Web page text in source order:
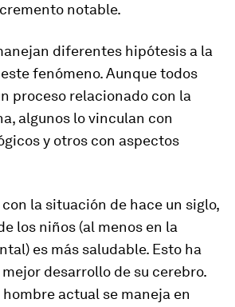
notable.
diferentes hipótesis a la
fenómeno. Aunque todos
proceso relacionado con la
algunos lo vinculan con
y otros con aspectos
la situación de hace un siglo,
los niños (al menos en la
es más saludable. Esto ha
desarrollo de su cerebro.
actual se maneja en